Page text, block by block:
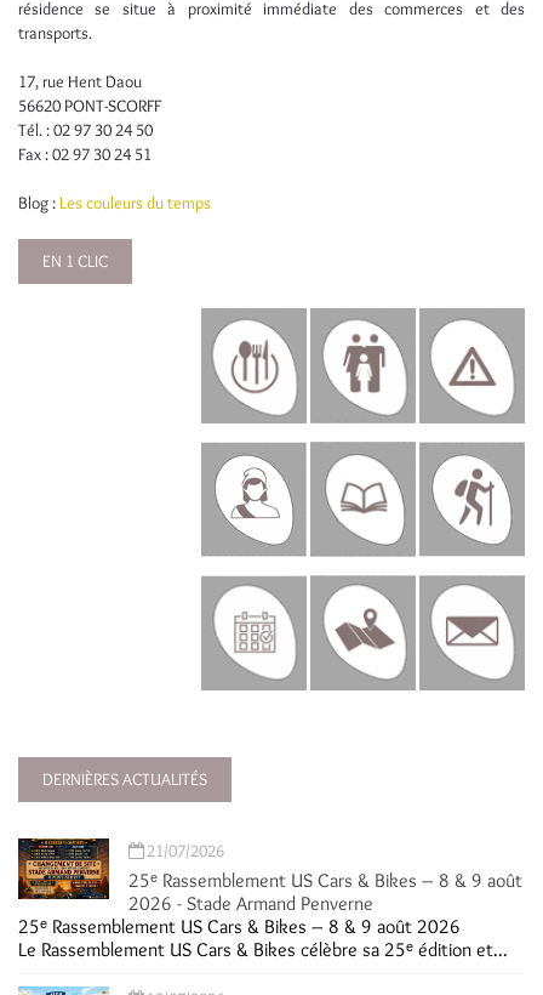
résidence se situe à proximité immédiate des commerces et des
transports.
17, rue Hent Daou
56620 PONT-SCORFF
Tél. : 02 97 30 24 50
Fax : 02 97 30 24 51
Blog : Les couleurs du temps
EN 1 CLIC
DERNIÈRES ACTUALITÉS
21/07/2026
25ᵉ Rassemblement US Cars & Bikes – 8 & 9 août
2026 - Stade Armand Penverne
25ᵉ Rassemblement US Cars & Bikes – 8 & 9 août 2026
Le Rassemblement US Cars & Bikes célèbre sa 25ᵉ édition et...